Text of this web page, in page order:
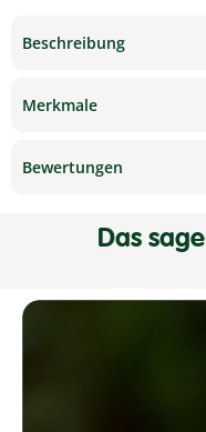
Beschreibung
Merkmale
Bewertungen
Das